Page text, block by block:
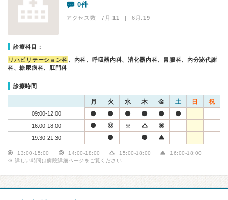
0件
アクセス数 7月:11 | 6月:19
診療科目：
リハビリテーション科 、内科、呼吸器内科、消化器内科、胃腸科、内分泌代謝
科、糖尿病科、肛門科
診療時間
月 火 水 木 金 土 日 祝
09:00-12:00
16:00-18:00
※
19:30-21:30
13:00-15:00 14:00-18:00 15:00-18:00
16:00-18:00
※ 詳しい時間は病院詳細ページをご覧ください